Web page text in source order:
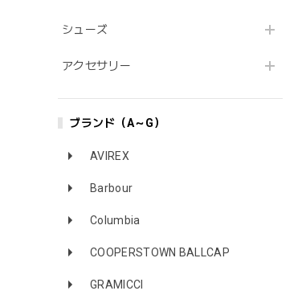
シューズ
アクセサリー
ブランド（A～G）
AVIREX
Barbour
Columbia
COOPERSTOWN BALLCAP
GRAMICCI